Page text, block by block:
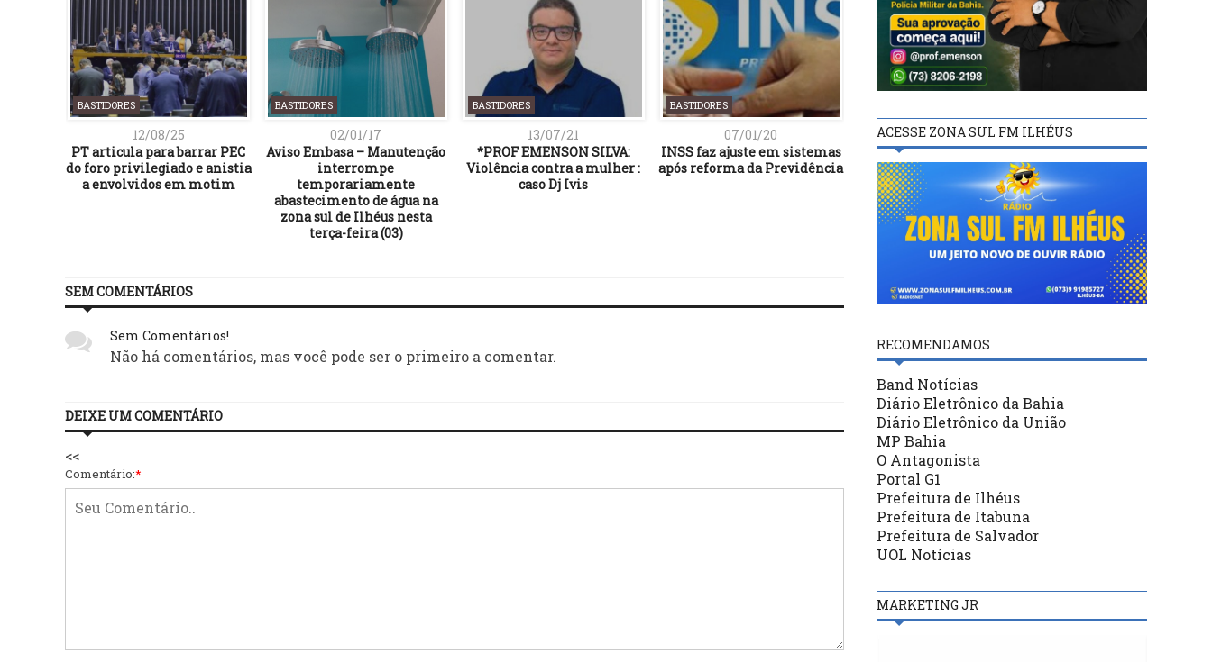
BASTIDORES
12/08/25
PT articula para barrar PEC
do foro privilegiado e anistia
a envolvidos em motim
BASTIDORES
02/01/17
Aviso Embasa – Manutenção
interrompe
temporariamente
abastecimento de água na
zona sul de Ilhéus nesta
terça-feira (03)
BASTIDORES
13/07/21
*PROF EMENSON SILVA:
Violência contra a mulher :
caso Dj Ivis
BASTIDORES
07/01/20
INSS faz ajuste em sistemas
após reforma da Previdência
21/09/21
Ministro da CGU diz que não
houve omissão na
negociação da Covaxin
Governo do Estado
investimentos em
Conquista com ações
segurança e
desenvolvimento
SEM COMENTÁRIOS
Sem Comentários!
Não há comentários, mas você pode ser o primeiro a comentar.
DEIXE UM COMENTÁRIO
<<
Comentário:*
ACESSE ZONA SUL FM ILHÉUS
RECOMENDAMOS
Band Notícias
Diário Eletrônico da Bahia
Diário Eletrônico da União
MP Bahia
O Antagonista
Portal G1
Prefeitura de Ilhéus
Prefeitura de Itabuna
Prefeitura de Salvador
UOL Notícias
MARKETING JR